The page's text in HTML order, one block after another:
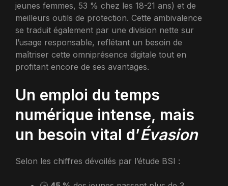
jeunes femmes, 53 % chez les 18-21 ans) et de
meilleurs outils de protection. Cette ambivalence
se traduit également par une division nette sur
l’usage responsable, reflétant un besoin de
maîtriser cette omniprésence digitale tout en
profitant encore de ses avantages.
Un emploi du temps
numérique intense, mais
un besoin vital d’Évasion
Selon les chiffres dévoilés par l’étude BSI :